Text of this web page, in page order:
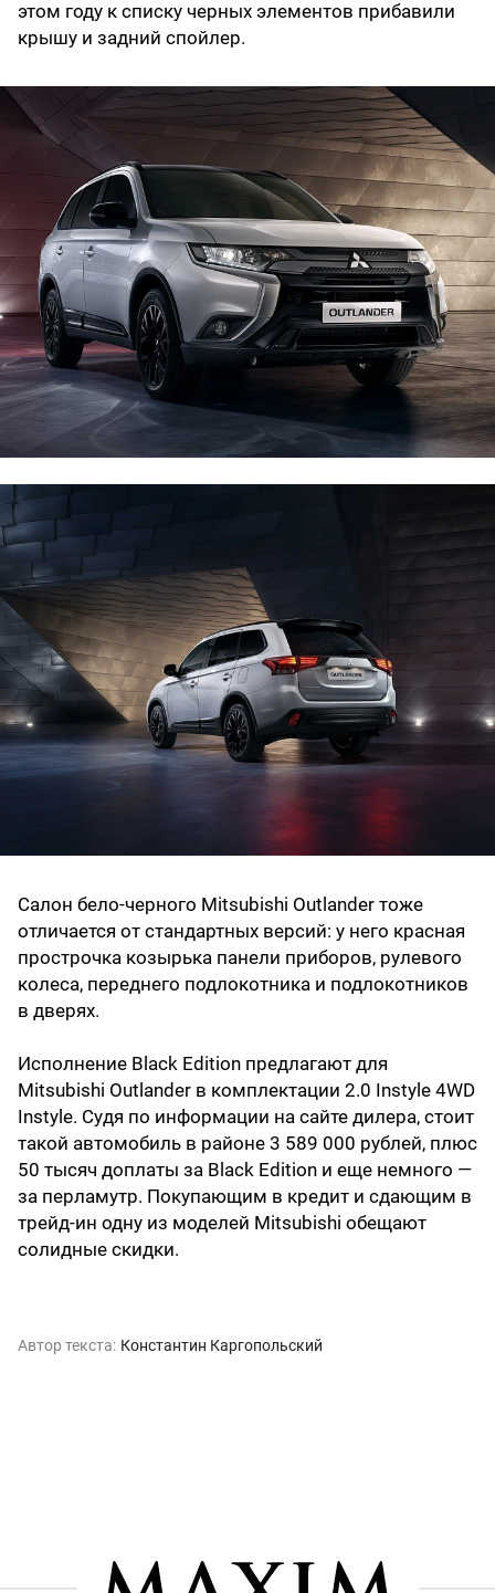
этом году к списку черных элементов прибавили
крышу и задний спойлер.
Салон бело-черного Mitsubishi Outlander тоже
отличается от стандартных версий: у него красная
прострочка козырька панели приборов, рулевого
колеса, переднего подлокотника и подлокотников
в дверях.
Исполнение Black Edition предлагают для
Mitsubishi Outlander в комплектации 2.0 Instyle 4WD
Instyle. Судя по информации на сайте дилера, стоит
такой автомобиль в районе 3 589 000 рублей, плюс
50 тысяч доплаты за Black Edition и еще немного —
за перламутр. Покупающим в кредит и сдающим в
трейд-ин одну из моделей Mitsubishi обещают
солидные скидки.
Автор текста: Константин Каргопольский